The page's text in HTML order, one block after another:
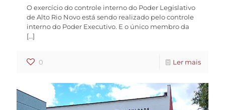
O exercício do controle interno do Poder Legislativo
de Alto Rio Novo está sendo realizado pelo controle
interno do Poder Executivo. E o único membro da
[…]
0 Ler mais